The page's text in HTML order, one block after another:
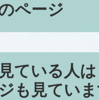
ページ
ている人は
も見てい